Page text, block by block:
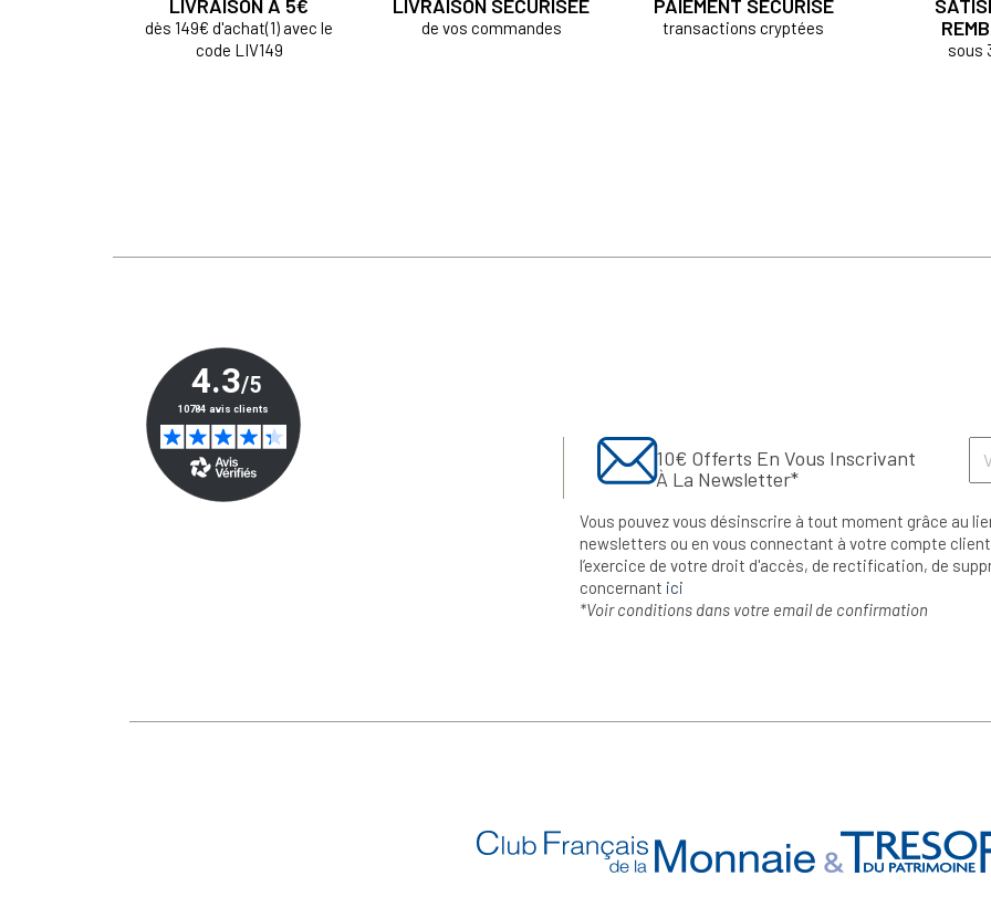
LIVRAISON À 5€
dès 149€ d'achat(1) avec le
code LIV149
LIVRAISON SÉCURISÉE
de vos commandes
PAIEMENT SÉCURISÉ
transactions cryptées
sous
10€ Offerts En Vous Inscrivant
À La Newsletter*
Vous pouvez vous désinscrire à tout moment grâce au
newsletters ou en vous connectant à votre compte
l’exercice de votre droit d'accès, de rectification, de
concernant ici
*Voir conditions dans votre email de confirmation